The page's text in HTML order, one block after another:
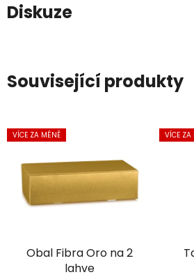
Diskuze
Související produkty
VÍCE ZA MÉNĚ
Obal Fibra Oro na 2
lahve
VÍCE ZA